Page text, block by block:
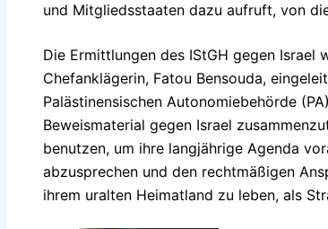
und Mitgliedsstaaten dazu aufruft, von
Die Ermittlungen des IStGH gegen Israel
Chefanklägerin, Fatou Bensouda,
Palästinensischen Autonomiebehörde
Beweismaterial gegen Israel
benutzen, um ihre langjährige Agenda
abzusprechen und den rechtmäßigen
ihrem uralten Heimatland zu leben, als